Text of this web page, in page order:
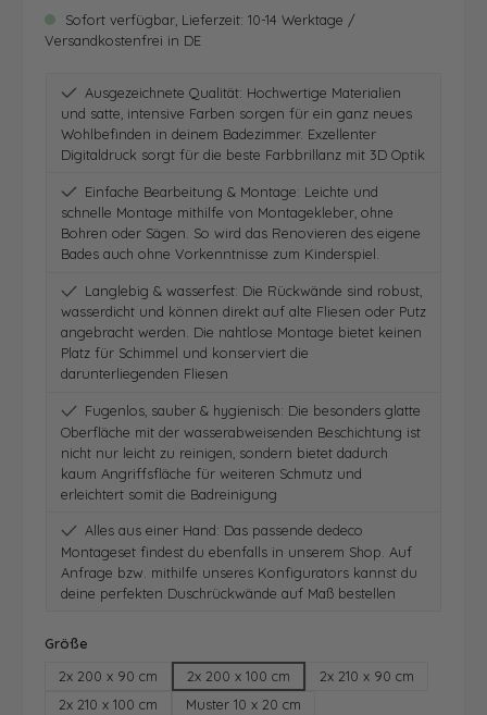
Sofort verfügbar, Lieferzeit: 10-14 Werktage /
Versandkostenfrei in DE
Ausgezeichnete Qualität: Hochwertige Materialien
und satte, intensive Farben sorgen für ein ganz neues
Wohlbefinden in deinem Badezimmer. Exzellenter
Digitaldruck sorgt für die beste Farbbrillanz mit 3D Optik
Einfache Bearbeitung & Montage: Leichte und
schnelle Montage mithilfe von Montagekleber, ohne
Bohren oder Sägen. So wird das Renovieren des eigene
Bades auch ohne Vorkenntnisse zum Kinderspiel.
Langlebig & wasserfest: Die Rückwände sind robust,
wasserdicht und können direkt auf alte Fliesen oder Putz
angebracht werden. Die nahtlose Montage bietet keinen
Platz für Schimmel und konserviert die
darunterliegenden Fliesen
Fugenlos, sauber & hygienisch: Die besonders glatte
Oberfläche mit der wasserabweisenden Beschichtung ist
nicht nur leicht zu reinigen, sondern bietet dadurch
kaum Angriffsfläche für weiteren Schmutz und
erleichtert somit die Badreinigung
Alles aus einer Hand: Das passende dedeco
Montageset findest du ebenfalls in unserem Shop. Auf
Anfrage bzw. mithilfe unseres Konfigurators kannst du
deine perfekten Duschrückwände auf Maß bestellen
Größe
2x 200 x 90 cm
2x 200 x 100 cm
2x 210 x 90 cm
2x 210 x 100 cm
Muster 10 x 20 cm